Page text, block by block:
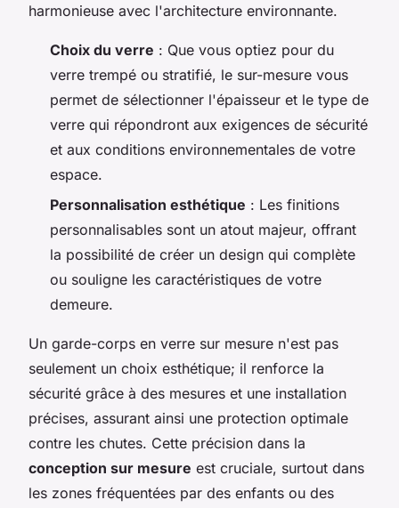
harmonieuse avec l'architecture environnante.
Choix du verre : Que vous optiez pour du
verre trempé ou stratifié, le sur-mesure vous
permet de sélectionner l'épaisseur et le type de
verre qui répondront aux exigences de sécurité
et aux conditions environnementales de votre
espace.
Personnalisation esthétique : Les finitions
personnalisables sont un atout majeur, offrant
la possibilité de créer un design qui complète
ou souligne les caractéristiques de votre
demeure.
Un garde-corps en verre sur mesure n'est pas
seulement un choix esthétique; il renforce la
sécurité grâce à des mesures et une installation
précises, assurant ainsi une protection optimale
contre les chutes. Cette précision dans la
conception sur mesure est cruciale, surtout dans
les zones fréquentées par des enfants ou des